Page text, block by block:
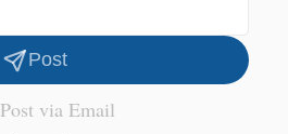
Post via Email
Post